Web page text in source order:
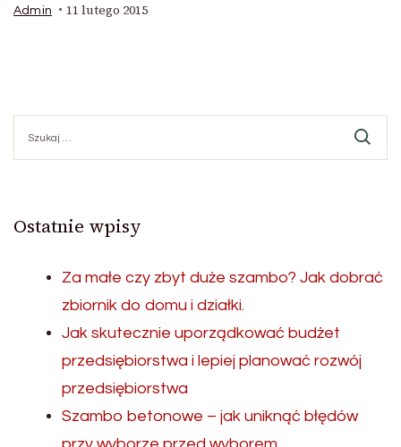
Admin 11 lutego 2015
Ostatnie wpisy
Za małe czy zbyt duże szambo? Jak dobrać
zbiornik do domu i działki.
Jak skutecznie uporządkować budżet
przedsiębiorstwa i lepiej planować rozwój
przedsiębiorstwa
Szambo betonowe – jak uniknąć błędów
przy wyborze przed wyborem